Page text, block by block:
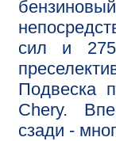
сил и
Подвеска
Chery.
сзади -